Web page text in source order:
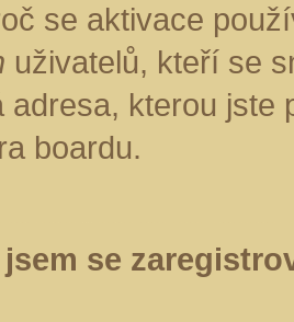
se aktivace
uživatelů, kteří se
adresa, kterou jste
boardu.
se